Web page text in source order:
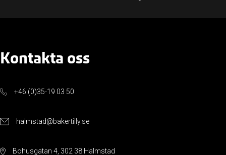
Kontakta oss
+46 (0)35-19 03 50
halmstad@bakertilly.se
Bohusgatan 4, 302 38 Halmstad